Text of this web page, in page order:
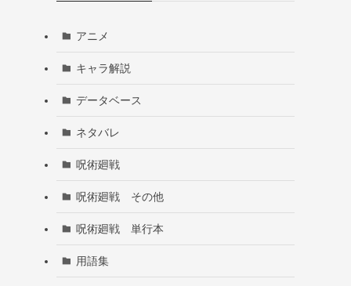
アニメ
キャラ解説
データベース
ネタバレ
呪術廻戦
呪術廻戦 その他
呪術廻戦 単行本
用語集